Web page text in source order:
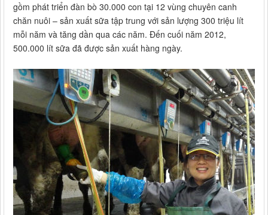
gồm phát triển đàn bò 30.000 con tại 12 vùng chuyên canh
chăn nuôi – sản xuất sữa tập trung với sản lượng 300 triệu lít
mỗi năm và tăng dần qua các năm. Đến cuối năm 2012,
500.000 lít sữa đã được sản xuất hàng ngày.